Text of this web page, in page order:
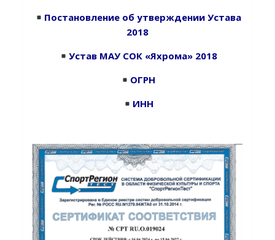
Постановление об утверждении Устава
2018
Устав МАУ СОК «Яхрома» 2018
ОГРН
ИНН